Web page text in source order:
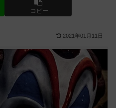
コピー
2021年01月11日